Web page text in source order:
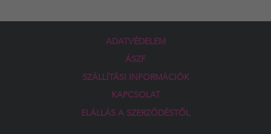
ADATVÉDELEM
ÁSZF
SZÁLLÍTÁSI INFORMÁCIÓK
KAPCSOLAT
ELÁLLÁS A SZERZŐDÉSTŐL